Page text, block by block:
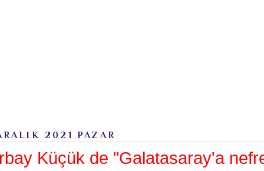
2021 PAZAR
Küçük de "Galatasaray'a